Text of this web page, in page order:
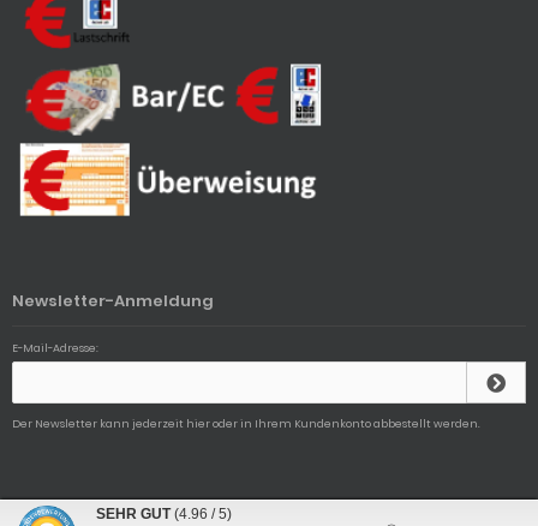
Newsletter-Anmeldung
E-Mail-Adresse:
Der Newsletter kann jederzeit hier oder in Ihrem Kundenkonto abbestellt werden.
Uhren Petry © 2026 | Template © 2009-2026 by
SEHR GUT (4.96 / 5)